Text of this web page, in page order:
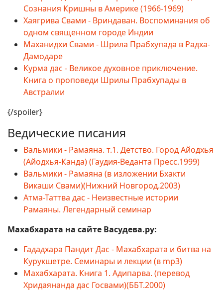
Сознания Кришны в Америке (1966-1969)
Хаягрива Свами - Вриндаван. Воспоминания об
одном священном городе Индии
Маханидхи Свами - Шрила Прабхупада в Радха-
Дамодаре
Курма дас - Великое духовное приключение.
Книга о проповеди Шрилы Прабхупады в
Австралии
{/spoiler}
Ведические писания
Вальмики - Рамаяна. т.1. Детство. Город Айодхья
(Айодхья-Канда) (Гаудия-Веданта Пресс.1999)
Вальмики - Рамаяна (в изложении Бхакти
Викаши Свами)(Нижний Новгород.2003)
Атма-Таттва дас - Неизвестные истории
Рамаяны. Легендарный семинар
Махабхарата на сайте Васудева.ру:
Гададхара Пандит Дас - Махабхарата и битва на
Курукшетре. Семинары и лекции (в mp3)
Махабхарата. Книга 1. Адипарва. (перевод
Хридаянанда дас Госвами)(ББТ.2000)